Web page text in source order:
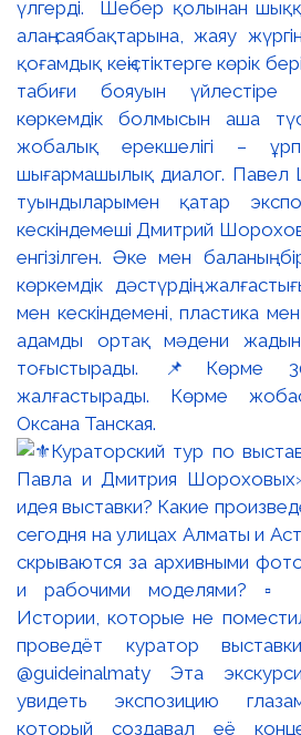
үлгерді. Шебер қолынан
алаң-саябақтарына, жаяу
қоғамдық кеңістіктерге көрік
табиғи бояуын үйлестіре
көркемдік болмысын аша
жобалық ерекшелігі –
шығармашылық диалог. Павел
туындыларымен қатар
кескіндемеші Дмитрий
енгізілген. Әке мен баланың
көркемдік дәстүрдің
мен кескіндемені, пластика
адамды ортақ мәдени жадының
тоғыстырады. 📌Көрме
жалғастырады. Көрме
Оксана Танская.